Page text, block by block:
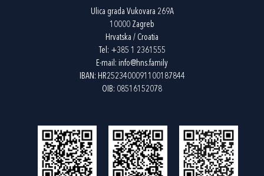
Ulica grada Vukovara 269A
10000 Zagreb
Hrvatska / Croatia
Tel: +385 1 2361555
E-mail: info@hns.family
IBAN: HR2523400091100187844
OIB: 08516152078